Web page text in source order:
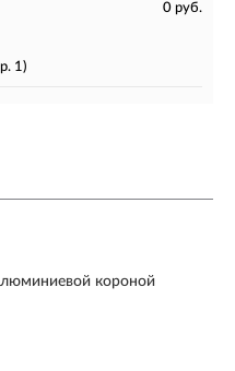
0 руб.
1)
короной